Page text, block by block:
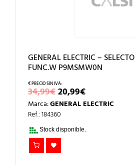
GENERAL ELECTRIC –
FUNC.W P9MSMW0N
34,99€EL
PRECIO
ORIGINAL
ERA:
34,99€.
20,99€EL
PRECIO
ACTUAL
Marca:GENERAL ELECTRIC
Ref.: 184360
Stock disponible.